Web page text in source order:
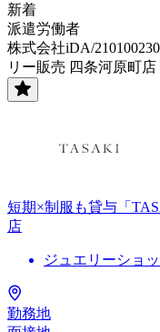
新着
派遣労働者
株式会社iDA/
リー販売 四条河原町店
短期×制服も貸与「
店
ジュエリーショ
勤務地